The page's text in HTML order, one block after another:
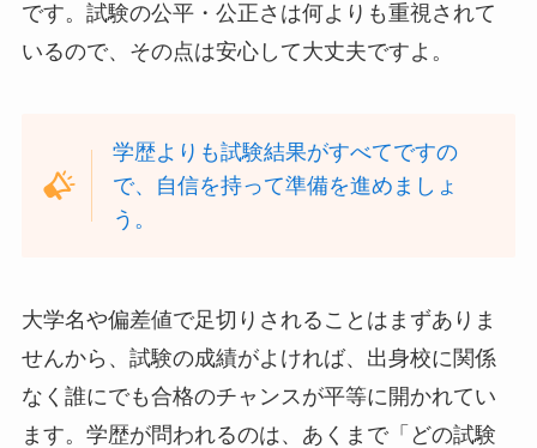
です。試験の公平・公正さは何よりも重視されて
いるので、その点は安心して大丈夫ですよ。
学歴よりも試験結果がすべてですの
で、自信を持って準備を進めましょ
う。
大学名や偏差値で足切りされることはまずありま
せんから、試験の成績がよければ、出身校に関係
なく誰にでも合格のチャンスが平等に開かれてい
ます。学歴が問われるのは、あくまで「どの試験